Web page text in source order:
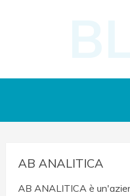
AB ANALITICA
AB ANALITICA è